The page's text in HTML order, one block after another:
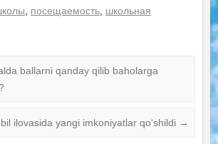
посещаемость, школьная
ballarni qanday qilib baholarga
ilovasida yangi imkoniyatlar qo‘shildi →